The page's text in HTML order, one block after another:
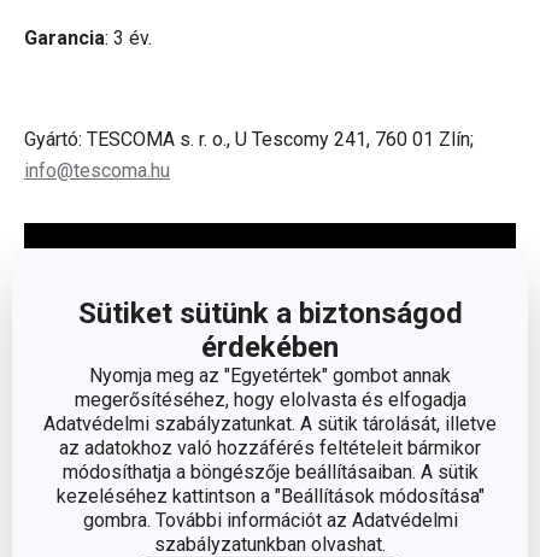
Sütiket sütünk a biztonságod
érdekében
Nyomja meg az "Egyetértek" gombot annak
megerősítéséhez, hogy elolvasta és elfogadja
Adatvédelmi szabályzatunkat. A sütik tárolását, illetve
az adatokhoz való hozzáférés feltételeit bármikor
módosíthatja a böngészője beállításaiban. A sütik
kezeléséhez kattintson a "Beállítások módosítása"
gombra. További információt az Adatvédelmi
szabályzatunkban olvashat.
Garancia: 3 év.
Gyártó: TESCOMA s. r. o., U Tescomy 241, 760 01 Zlín;
info@tescoma.hu
Olvasson kevesebbet